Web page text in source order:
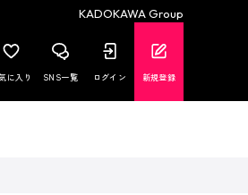
KADOKAWA Group
に入り SNS一覧 ログイン 新規登録